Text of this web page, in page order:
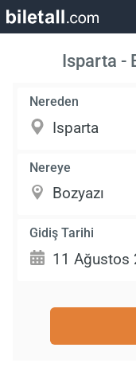
Isparta -
Nereden
Nereye
Gidiş Tarihi